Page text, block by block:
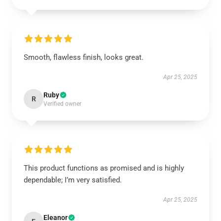
Smooth, flawless finish, looks great.
Apr 25, 2025
R Ruby
Verified owner
This product functions as promised and is highly
dependable; I’m very satisfied.
Apr 25, 2025
Eleanor